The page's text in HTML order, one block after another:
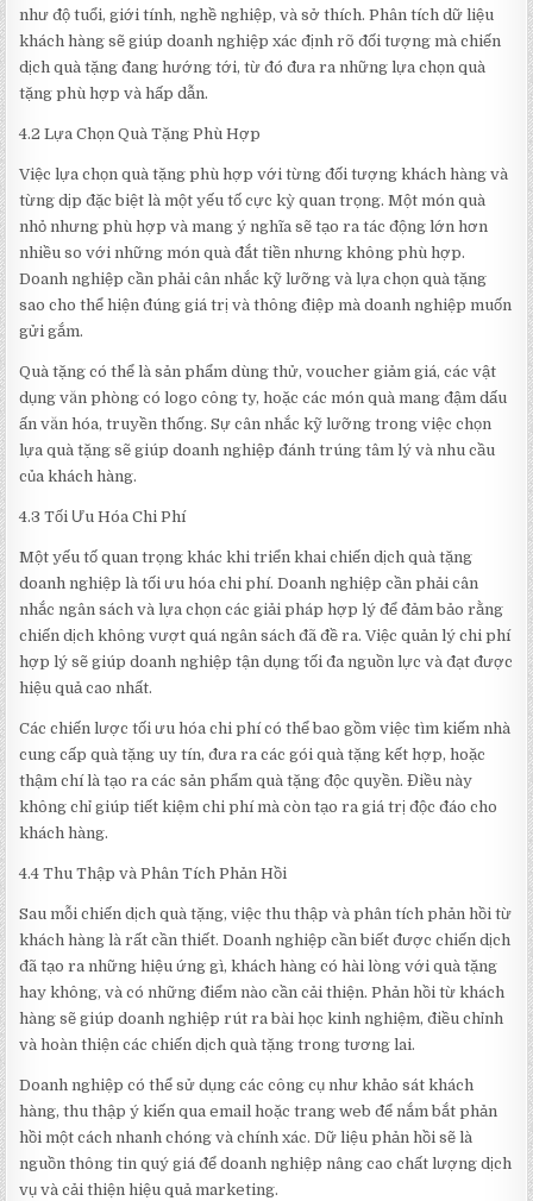
như độ tuổi, giới tính, nghề nghiệp, và sở thích. Phân tích dữ liệu
khách hàng sẽ giúp doanh nghiệp xác định rõ đối tượng mà chiến
dịch quà tặng đang hướng tới, từ đó đưa ra những lựa chọn quà
tặng phù hợp và hấp dẫn.
4.2 Lựa Chọn Quà Tặng Phù Hợp
Việc lựa chọn quà tặng phù hợp với từng đối tượng khách hàng và
từng dịp đặc biệt là một yếu tố cực kỳ quan trọng. Một món quà
nhỏ nhưng phù hợp và mang ý nghĩa sẽ tạo ra tác động lớn hơn
nhiều so với những món quà đắt tiền nhưng không phù hợp.
Doanh nghiệp cần phải cân nhắc kỹ lưỡng và lựa chọn quà tặng
sao cho thể hiện đúng giá trị và thông điệp mà doanh nghiệp muốn
gửi gắm.
Quà tặng có thể là sản phẩm dùng thử, voucher giảm giá, các vật
dụng văn phòng có logo công ty, hoặc các món quà mang đậm dấu
ấn văn hóa, truyền thống. Sự cân nhắc kỹ lưỡng trong việc chọn
lựa quà tặng sẽ giúp doanh nghiệp đánh trúng tâm lý và nhu cầu
của khách hàng.
4.3 Tối Ưu Hóa Chi Phí
Một yếu tố quan trọng khác khi triển khai chiến dịch quà tặng
doanh nghiệp là tối ưu hóa chi phí. Doanh nghiệp cần phải cân
nhắc ngân sách và lựa chọn các giải pháp hợp lý để đảm bảo rằng
chiến dịch không vượt quá ngân sách đã đề ra. Việc quản lý chi phí
hợp lý sẽ giúp doanh nghiệp tận dụng tối đa nguồn lực và đạt được
hiệu quả cao nhất.
Các chiến lược tối ưu hóa chi phí có thể bao gồm việc tìm kiếm nhà
cung cấp quà tặng uy tín, đưa ra các gói quà tặng kết hợp, hoặc
thậm chí là tạo ra các sản phẩm quà tặng độc quyền. Điều này
không chỉ giúp tiết kiệm chi phí mà còn tạo ra giá trị độc đáo cho
khách hàng.
4.4 Thu Thập và Phân Tích Phản Hồi
Sau mỗi chiến dịch quà tặng, việc thu thập và phân tích phản hồi từ
khách hàng là rất cần thiết. Doanh nghiệp cần biết được chiến dịch
đã tạo ra những hiệu ứng gì, khách hàng có hài lòng với quà tặng
hay không, và có những điểm nào cần cải thiện. Phản hồi từ khách
hàng sẽ giúp doanh nghiệp rút ra bài học kinh nghiệm, điều chỉnh
và hoàn thiện các chiến dịch quà tặng trong tương lai.
Doanh nghiệp có thể sử dụng các công cụ như khảo sát khách
hàng, thu thập ý kiến qua email hoặc trang web để nắm bắt phản
hồi một cách nhanh chóng và chính xác. Dữ liệu phản hồi sẽ là
nguồn thông tin quý giá để doanh nghiệp nâng cao chất lượng dịch
vụ và cải thiện hiệu quả marketing.